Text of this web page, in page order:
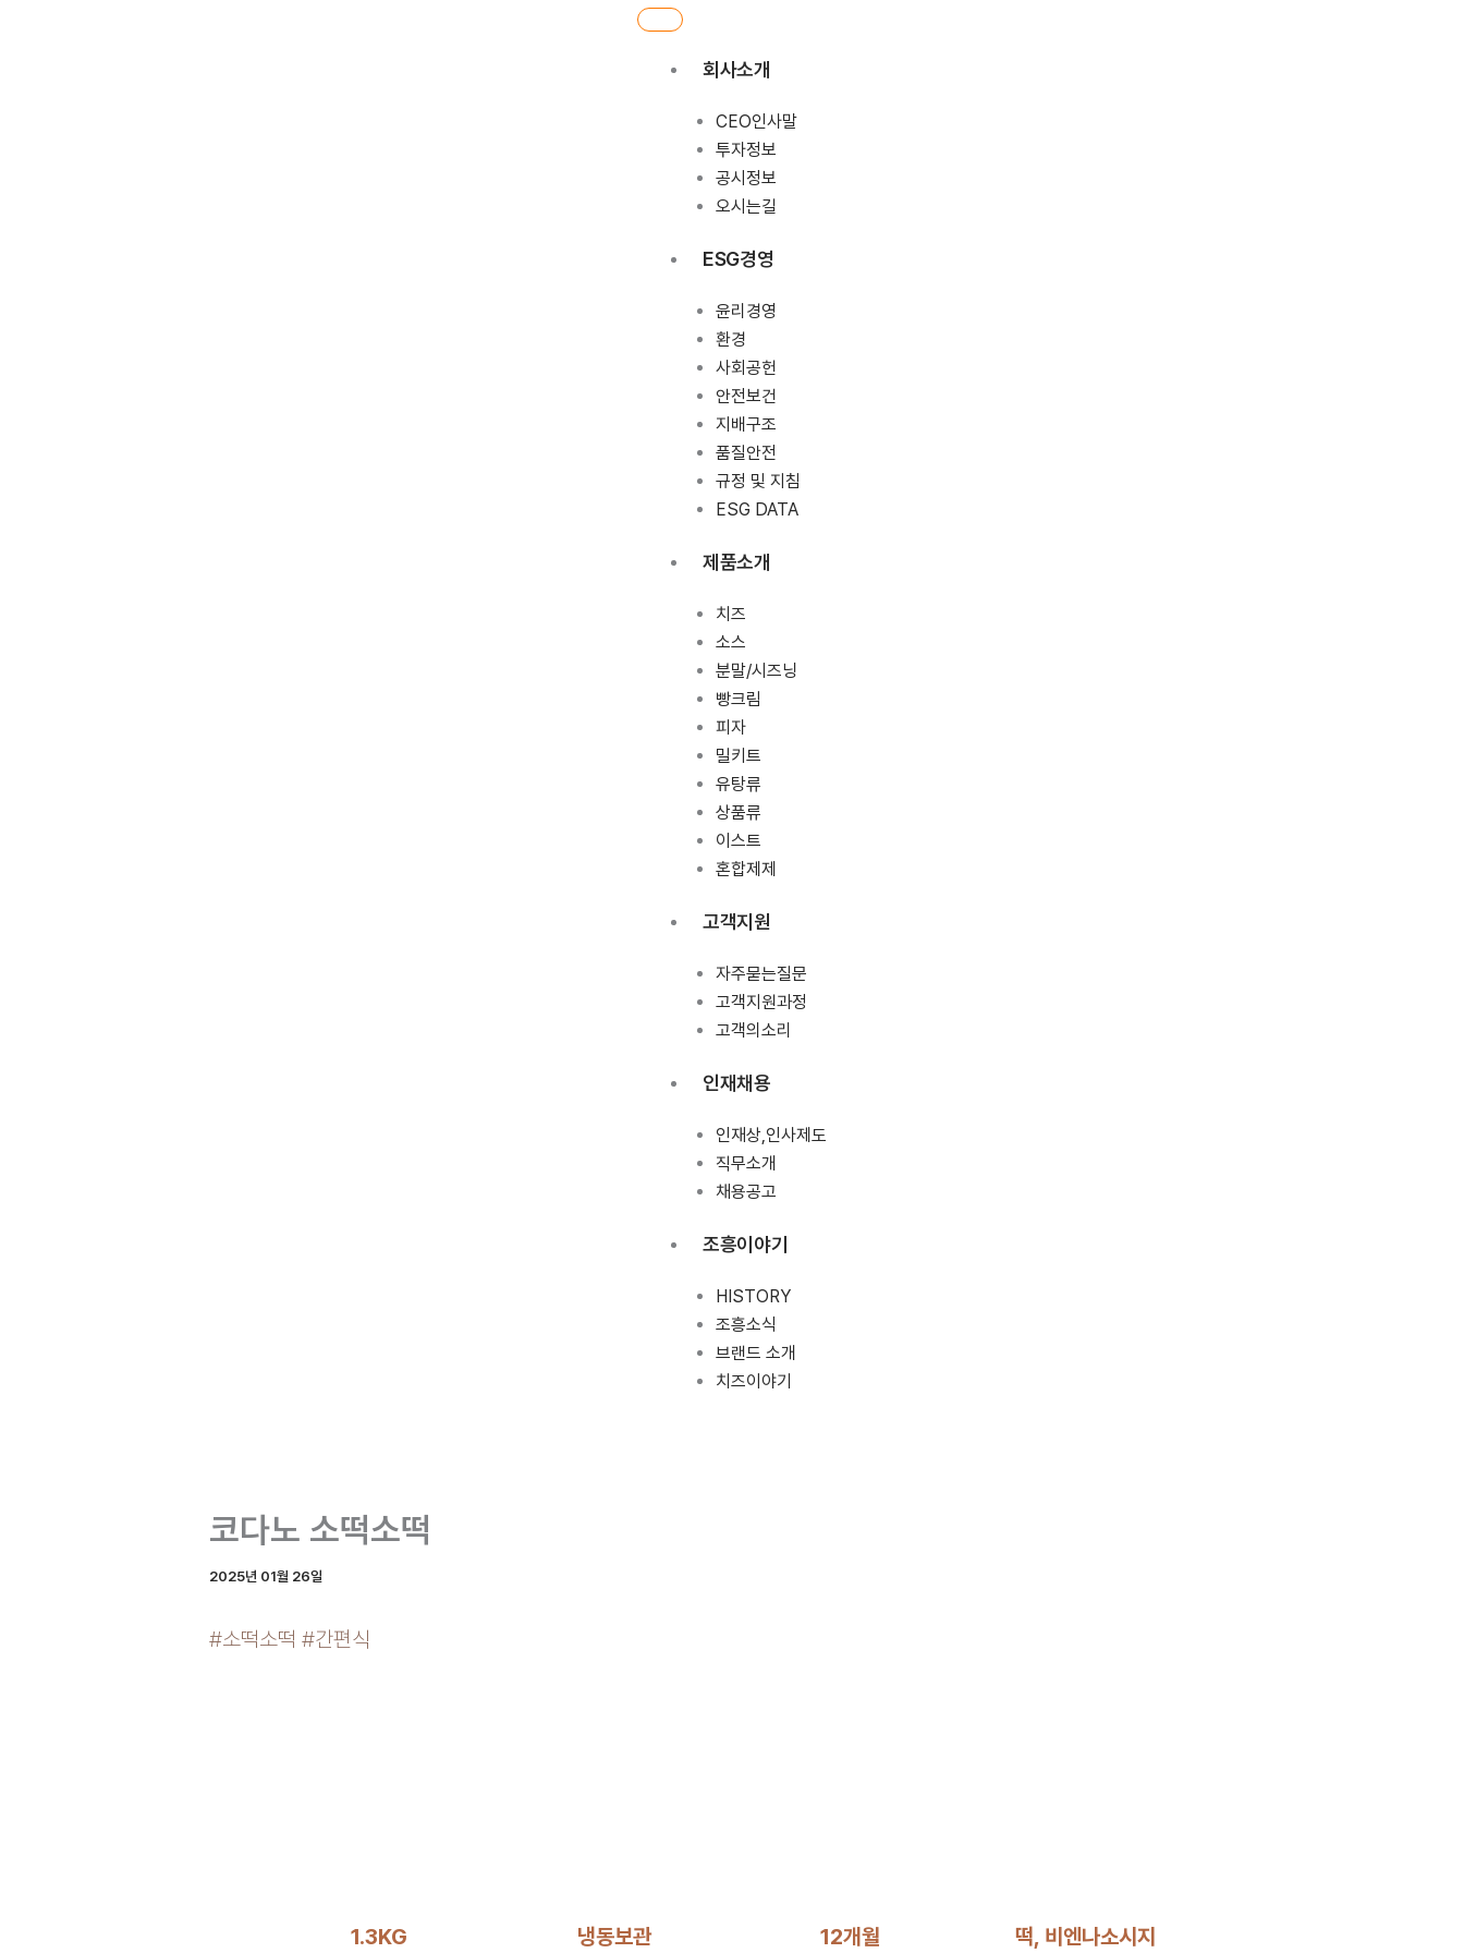
회사소개
CEO인사말
투자정보
공시정보
오시는길
ESG경영
윤리경영
환경
사회공헌
안전보건
지배구조
품질안전
규정 및 지침
ESG DATA
제품소개
치즈
소스
분말/시즈닝
빵크림
피자
밀키트
유탕류
상품류
이스트
혼합제제
고객지원
자주묻는질문
고객지원과정
고객의소리
인재채용
인재상,인사제도
직무소개
채용공고
조흥이야기
HISTORY
조흥소식
브랜드 소개
치즈이야기
코다노 소떡소떡
2025년 01월 26일
#소떡소떡 #간편식
1.3KG 냉동보관 12개월 떡, 비엔나소시지